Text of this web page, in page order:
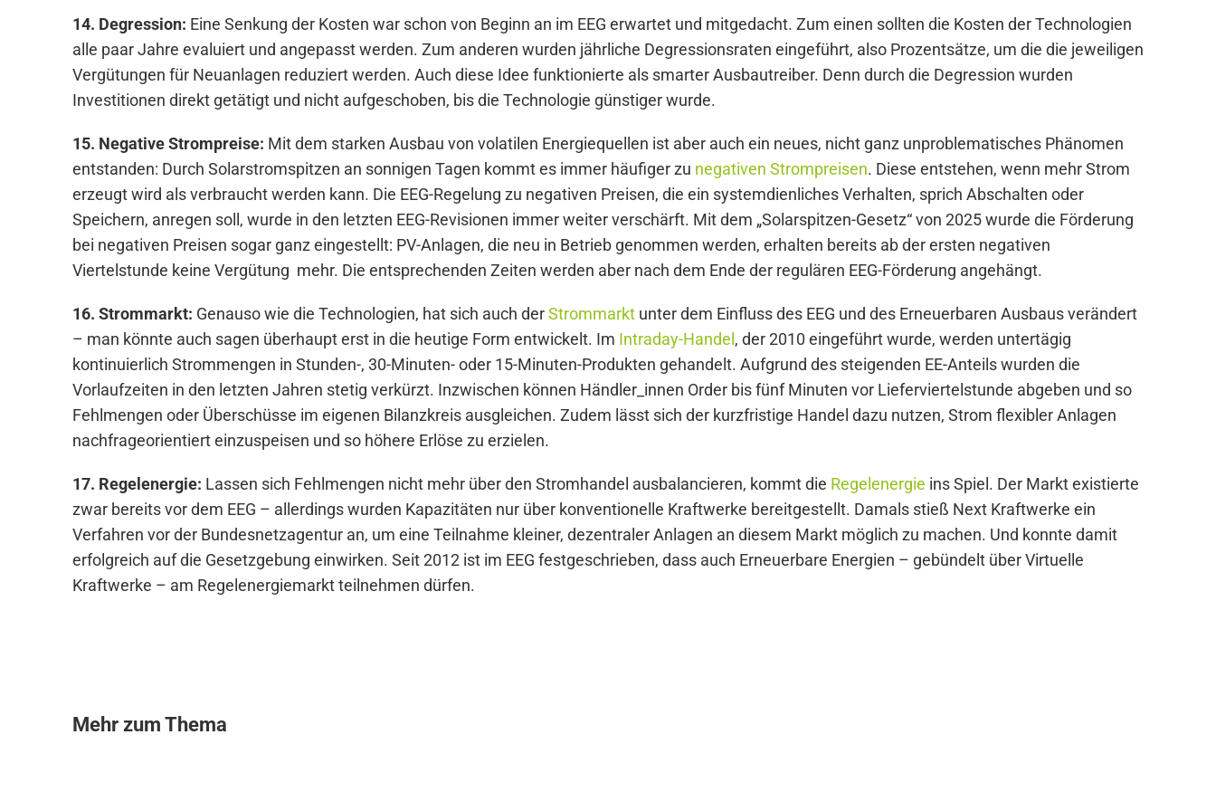
a
h
l
14. Degression: Eine Senkung der Kosten war schon von Beginn an im EEG erwartet und mitgedacht. Zum einen sollten die Kosten der Technologien
alle paar Jahre evaluiert und angepasst werden. Zum anderen wurden jährliche Degressionsraten eingeführt, also Prozentsätze, um die die jeweiligen
Vergütungen für Neuanlagen reduziert werden. Auch diese Idee funktionierte als smarter Ausbautreiber. Denn durch die Degression wurden
Investitionen direkt getätigt und nicht aufgeschoben, bis die Technologie günstiger wurde.
15. Negative Strompreise: Mit dem starken Ausbau von volatilen Energiequellen ist aber auch ein neues, nicht ganz unproblematisches Phänomen
entstanden: Durch Solarstromspitzen an sonnigen Tagen kommt es immer häufiger zu negativen Strompreisen. Diese entstehen, wenn mehr Strom
erzeugt wird als verbraucht werden kann. Die EEG-Regelung zu negativen Preisen, die ein systemdienliches Verhalten, sprich Abschalten oder
Speichern, anregen soll, wurde in den letzten EEG-Revisionen immer weiter verschärft. Mit dem „Solarspitzen-Gesetz“ von 2025 wurde die Förderung
bei negativen Preisen sogar ganz eingestellt: PV-Anlagen, die neu in Betrieb genommen werden, erhalten bereits ab der ersten negativen
Viertelstunde keine Vergütung mehr. Die entsprechenden Zeiten werden aber nach dem Ende der regulären EEG-Förderung angehängt.
16. Strommarkt: Genauso wie die Technologien, hat sich auch derStrommarkt unter dem Einfluss des EEG und des Erneuerbaren Ausbaus verändert
– man könnte auch sagen überhaupt erst in die heutige Form entwickelt. Im Intraday-Handel, der 2010 eingeführt wurde, werden untertägig
kontinuierlich Strommengen in Stunden-, 30-Minuten- oder 15-Minuten-Produkten gehandelt. Aufgrund des steigenden EE-Anteils wurden die
Vorlaufzeiten in den letzten Jahren stetig verkürzt. Inzwischen können Händler_innen Order bis fünf Minuten vor Lieferviertelstunde abgeben und so
Fehlmengen oder Überschüsse im eigenen Bilanzkreis ausgleichen. Zudem lässt sich der kurzfristige Handel dazu nutzen, Strom flexibler Anlagen
nachfrageorientiert einzuspeisen und so höhere Erlöse zu erzielen.
17. Regelenergie: Lassen sich Fehlmengen nicht mehr über den Stromhandel ausbalancieren, kommt die Regelenergie ins Spiel. Der Markt existierte
zwar bereits vor dem EEG – allerdings wurden Kapazitäten nur über konventionelle Kraftwerke bereitgestellt. Damals stieß Next Kraftwerke ein
Verfahren vor der Bundesnetzagentur an, um eine Teilnahme kleiner, dezentraler Anlagen an diesem Markt möglich zu machen. Und konnte damit
erfolgreich auf die Gesetzgebung einwirken. Seit 2012 ist im EEG festgeschrieben, dass auch Erneuerbare Energien – gebündelt über Virtuelle
Kraftwerke – am Regelenergiemarkt teilnehmen dürfen.
Mehr zum Thema